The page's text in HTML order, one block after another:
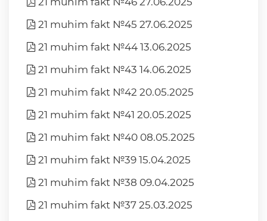
21 muhim fakt №45 27.06.2025
21 muhim fakt №44 13.06.2025
21 muhim fakt №43 14.06.2025
21 muhim fakt №42 20.05.2025
21 muhim fakt №41 20.05.2025
21 muhim fakt №40 08.05.2025
21 muhim fakt №39 15.04.2025
21 muhim fakt №38 09.04.2025
21 muhim fakt №37 25.03.2025